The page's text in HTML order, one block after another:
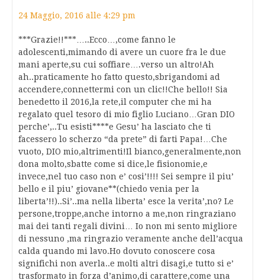
24 Maggio, 2016 alle 4:29 pm
***Grazie!!***…..Ecco…,come fanno le
adolescenti,mimando di avere un cuore fra le due
mani aperte,su cui soffiare….verso un altro!Ah
ah..praticamente ho fatto questo,sbrigandomi ad
accendere,connettermi con un clic!!Che bello!! Sia
benedetto il 2016,la rete,il computer che mi ha
regalato quel tesoro di mio figlio Luciano…Gran DIO
perche’,..Tu esisti****e Gesu’ ha lasciato che ti
facessero lo scherzo “da prete” di farti Papa!…Che
vuoto, DIO mio,altrimenti!Il bianco,generalmente,non
dona molto,sbatte come si dice,le fisionomie,e
invece,nel tuo caso non e’ cosi’!!!! Sei sempre il piu’
bello e il piu’ giovane**(chiedo venia per la
liberta’!!)..Si’..ma nella liberta’ esce la verita’,no? Le
persone,troppe,anche intorno a me,non ringraziano
mai dei tanti regali divini… Io non mi sento migliore
di nessuno ,ma ringrazio veramente anche dell’acqua
calda quando mi lavo.Ho dovuto conoscere cosa
significhi non averla..e molti altri disagi,e tutto si e’
trasformato in forza d’animo,di carattere,come una